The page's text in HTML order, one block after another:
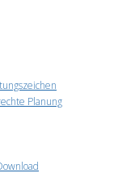
Planung